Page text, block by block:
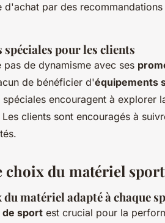
d'achat par des
pour les clients
pas de dynamisme avec ses
de bénéficier d'équipements
encouragent à explorer
clients sont encouragés à
choix du matériel
matériel adapté à chaque
de sport est crucial pour la